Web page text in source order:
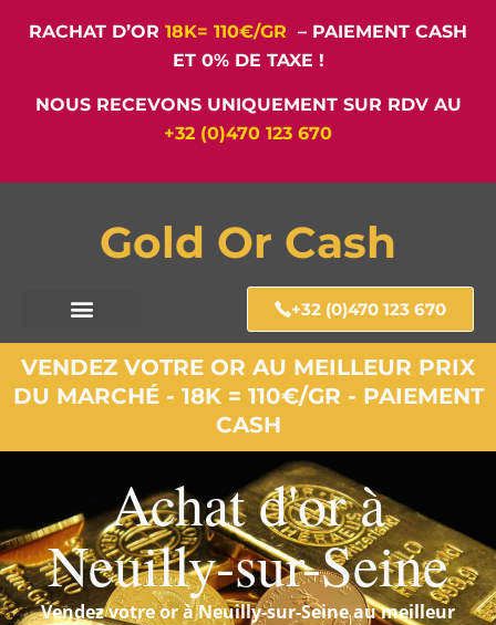
RACHAT D’OR 18K= 110€/GR – PAIEMENT CASH
ET 0% DE TAXE !
NOUS RECEVONS UNIQUEMENT SUR RDV AU
+32 (0)470 123 670
Gold Or Cash
+32 (0)470 123 670
VENDEZ VOTRE OR AU MEILLEUR PRIX
DU MARCHÉ - 18K = 110€/GR - PAIEMENT
CASH
Achat d'or à
Neuilly-sur-Seine
Vendez votre or à Neuilly-sur-Seine au meilleur